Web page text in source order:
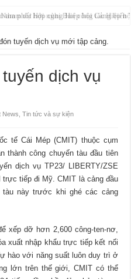
phối hợp cùng Hiệp hội Cảng biển
tuyến dịch vụ mới tập cảng.
dịch vụ
News ,Tin tức và sự kiện
tế Cái Mép (CMIT) thuộc cụm
thành công chuyến tàu đầu tiên
dịch vụ TP23/ LIBERTY/ZSE
tiếp đi Mỹ. CMIT là cảng đầu
này trước khi ghé các cảng
xếp dỡ hơn 2,600 công-ten-nơ,
xuất nhập khẩu trực tiếp kết nối
hào với năng suất luôn duy trì ở
lớn trên thế giới, CMIT có thể